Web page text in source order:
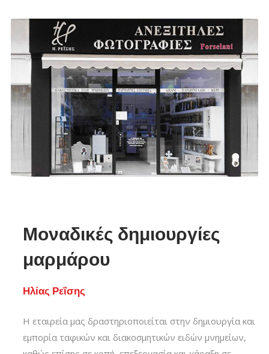
Μοναδικές δημιουργίες
μαρμάρου
Ηλίας Ρεΐσης
Η εταιρεία μας δραστηριοποιείται στην δημιουργία και
εμπορία ταφικών και διακοσμητικών ειδών μνημείων,